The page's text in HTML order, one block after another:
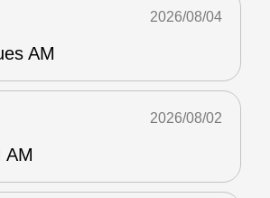
AM
2026/08/04
AM
2026/08/02